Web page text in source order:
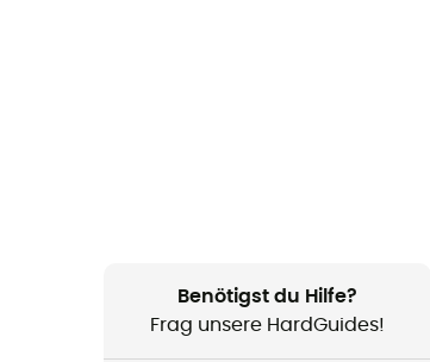
Benötigst du Hilfe?
Frag unsere HardGuides!